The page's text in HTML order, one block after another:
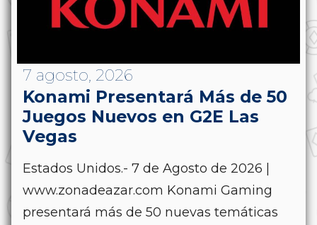
7 agosto, 2026
Konami Presentará Más de 50
Juegos Nuevos en G2E Las
Vegas
Estados Unidos.- 7 de Agosto de 2026 |
www.zonadeazar.com Konami Gaming
presentará más de 50 nuevas temáticas